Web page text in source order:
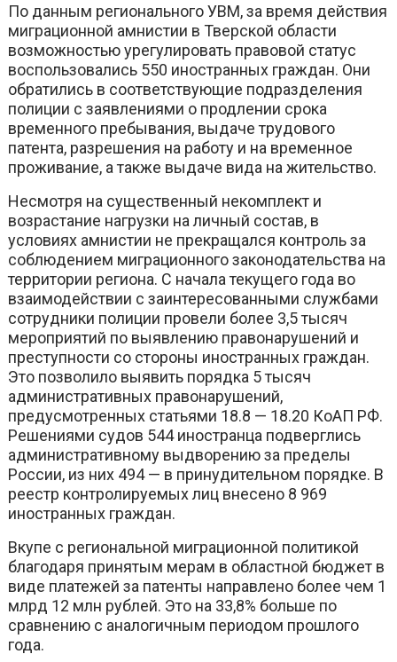
По данным регионального УВМ, за время действия
миграционной амнистии в Тверской области
возможностью урегулировать правовой статус
воспользовались 550 иностранных граждан. Они
обратились в соответствующие подразделения
полиции с заявлениями о продлении срока
временного пребывания, выдаче трудового
патента, разрешения на работу и на временное
проживание, а также выдаче вида на жительство.
Несмотря на существенный некомплект и
возрастание нагрузки на личный состав, в
условиях амнистии не прекращался контроль за
соблюдением миграционного законодательства на
территории региона. С начала текущего года во
взаимодействии с заинтересованными службами
сотрудники полиции провели более 3,5 тысяч
мероприятий по выявлению правонарушений и
преступности со стороны иностранных граждан.
Это позволило выявить порядка 5 тысяч
административных правонарушений,
предусмотренных статьями 18.8 — 18.20 КоАП РФ.
Решениями судов 544 иностранца подверглись
административному выдворению за пределы
России, из них 494 — в принудительном порядке. В
реестр контролируемых лиц внесено 8 969
иностранных граждан.
Вкупе с региональной миграционной политикой
благодаря принятым мерам в областной бюджет в
виде платежей за патенты направлено более чем 1
млрд 12 млн рублей. Это на 33,8% больше по
сравнению с аналогичным периодом прошлого
года.